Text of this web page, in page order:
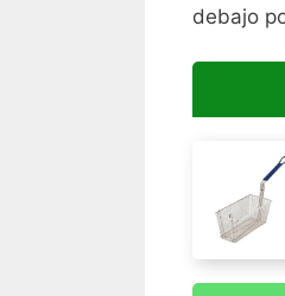
debajo